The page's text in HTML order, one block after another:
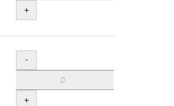
+
Menge
-
+